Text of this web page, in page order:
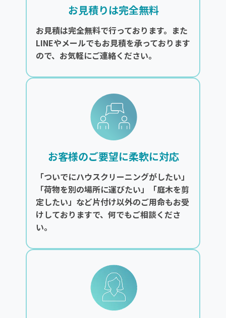
お見積りは完全無料
お見積は完全無料で行っております。また
LINEやメールでもお見積を承っております
ので、お気軽にご連絡ください。
お客様のご要望に柔軟に対応
「ついでにハウスクリーニングがしたい」
「荷物を別の場所に運びたい」「庭木を剪
定したい」など片付け以外のご用命もお受
けしておりますで、何でもご相談くださ
い。